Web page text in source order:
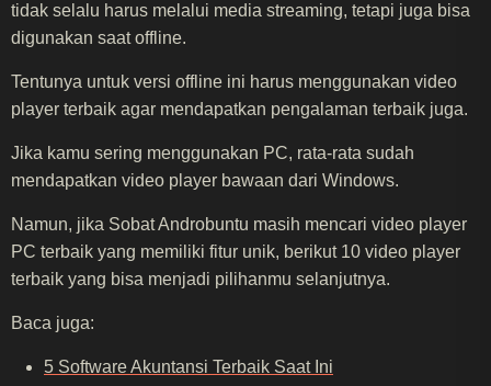
tidak selalu harus melalui media streaming, tetapi juga bisa
digunakan saat offline.
Tentunya untuk versi offline ini harus menggunakan video
player terbaik agar mendapatkan pengalaman terbaik juga.
Jika kamu sering menggunakan PC, rata-rata sudah
mendapatkan video player bawaan dari Windows.
Namun, jika Sobat Androbuntu masih mencari video player
PC terbaik yang memiliki fitur unik, berikut 10 video player
terbaik yang bisa menjadi pilihanmu selanjutnya.
Baca juga:
5 Software Akuntansi Terbaik Saat Ini